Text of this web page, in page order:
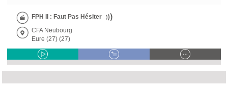
FPH II : Faut Pas Hésiter
CFA Neubourg
Eure (27) (27)